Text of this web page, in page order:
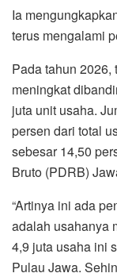
Ia
terus mengalami
Pada tahun 2026,
meningkat
juta unit usaha.
persen dari total
sebesar 14,50
Bruto (PDRB)
“Artinya ini ada
adalah usahanya
4,9 juta usaha ini
Pulau Jawa.